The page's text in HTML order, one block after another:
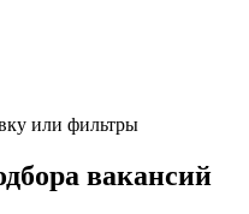
или фильтры
вакансий